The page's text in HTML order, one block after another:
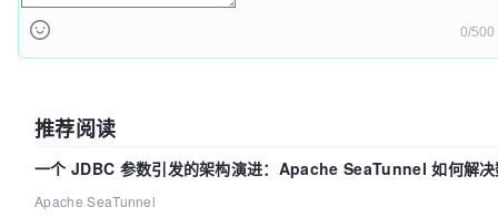
0/500
推荐阅读
一个 JDBC 参数引发的架构演进：Apache SeaTunnel 如何解
步中的“定时 Flush”难题
Apache SeaTunnel